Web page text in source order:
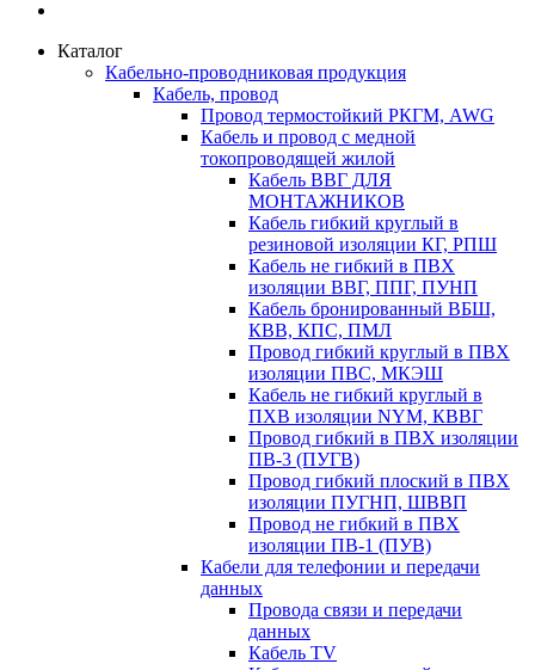
Каталог
Кабельно-проводниковая продукция
Кабель, провод
Провод термостойкий РКГМ, AWG
Кабель и провод с медной
токопроводящей жилой
Кабель ВВГ ДЛЯ
МОНТАЖНИКОВ
Кабель гибкий круглый в
резиновой изоляции КГ, РПШ
Кабель не гибкий в ПВХ
изоляции ВВГ, ППГ, ПУНП
Кабель бронированный ВБШ,
КВВ, КПС, ПМЛ
Провод гибкий круглый в ПВХ
изоляции ПВС, МКЭШ
Кабель не гибкий круглый в
ПХВ изоляции NYM, КВВГ
Провод гибкий в ПВХ изоляции
ПВ-3 (ПУГВ)
Провод гибкий плоский в ПВХ
изоляции ПУГНП, ШВВП
Провод не гибкий в ПВХ
изоляции ПВ-1 (ПУВ)
Кабели для телефонии и передачи
данных
Провода связи и передачи
данных
Кабель TV